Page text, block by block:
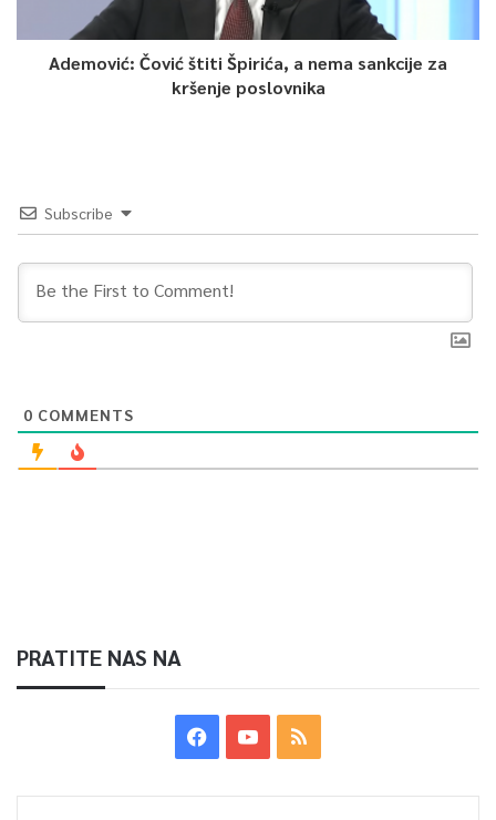
Ademović: Čović štiti Špirića, a nema sankcije za
kršenje poslovnika
Subscribe
0 COMMENTS
PRATITE NAS NA